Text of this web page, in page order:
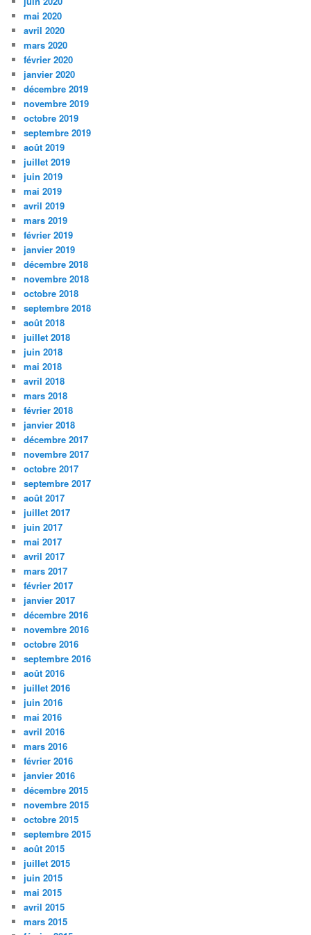
mai 2020
avril 2020
mars 2020
février 2020
janvier 2020
décembre 2019
novembre 2019
octobre 2019
septembre 2019
août 2019
juillet 2019
juin 2019
mai 2019
avril 2019
mars 2019
février 2019
janvier 2019
décembre 2018
novembre 2018
octobre 2018
septembre 2018
août 2018
juillet 2018
juin 2018
mai 2018
avril 2018
mars 2018
février 2018
janvier 2018
décembre 2017
novembre 2017
octobre 2017
septembre 2017
août 2017
juillet 2017
juin 2017
mai 2017
avril 2017
mars 2017
février 2017
janvier 2017
décembre 2016
novembre 2016
octobre 2016
septembre 2016
août 2016
juillet 2016
juin 2016
mai 2016
avril 2016
mars 2016
février 2016
janvier 2016
décembre 2015
novembre 2015
octobre 2015
septembre 2015
août 2015
juillet 2015
juin 2015
mai 2015
avril 2015
mars 2015